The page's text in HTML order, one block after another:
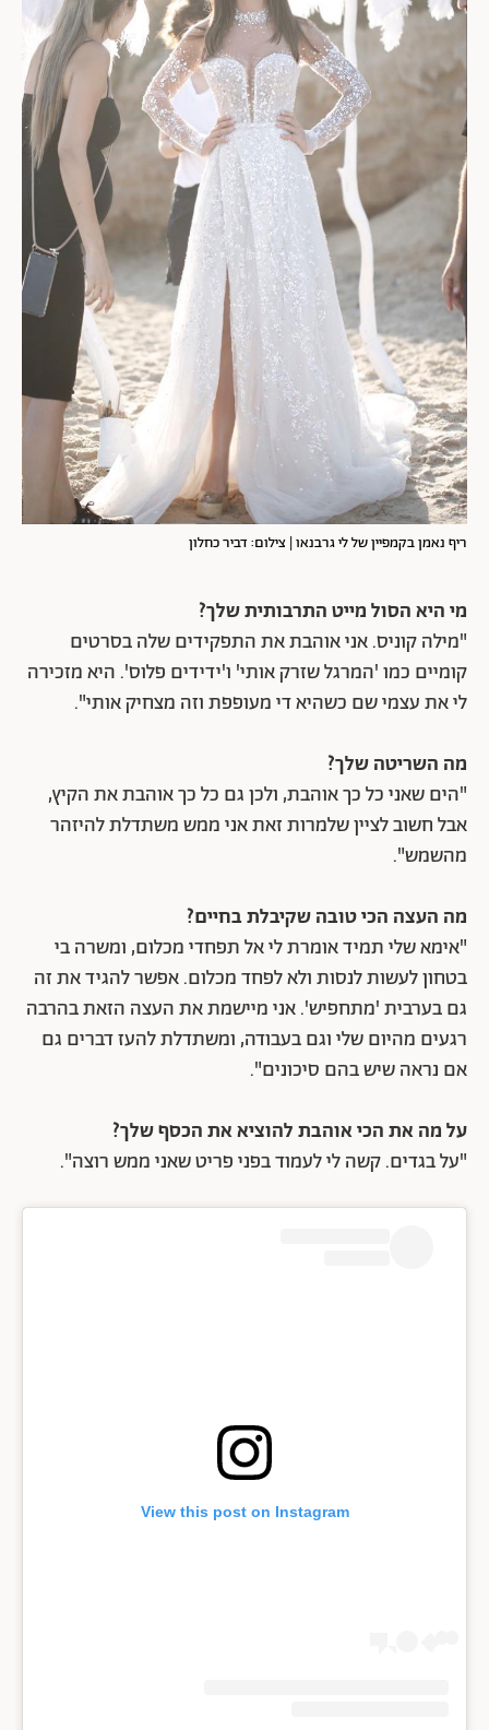
ריף נאמן בקמפיין של לי גרבנאו | צילום: דביר כחלון
מי היא הסול מייט התרבותית שלך?
"מילה קוניס. אני אוהבת את התפקידים שלה בסרטים
קומיים כמו 'המרגל שזרק אותי' ו'ידידים פלוס'. היא מזכירה
לי את עצמי שם כשהיא די מעופפת וזה מצחיק אותי".
מה השריטה שלך?
"הים שאני כל כך אוהבת, ולכן גם כל כך אוהבת את הקיץ,
אבל חשוב לציין שלמרות זאת אני ממש משתדלת להיזהר
מהשמש".
מה העצה הכי טובה שקיבלת בחיים?
"אימא שלי תמיד אומרת לי אל תפחדי מכלום, ומשרה בי
בטחון לעשות לנסות ולא לפחד מכלום. אפשר להגיד את זה
גם בערבית 'מתחפיש'. אני מיישמת את העצה הזאת בהרבה
רגעים מהיום שלי וגם בעבודה, ומשתדלת להעז דברים גם
אם נראה שיש בהם סיכונים".
על מה את הכי אוהבת להוציא את הכסף שלך?
"על בגדים. קשה לי לעמוד בפני פריט שאני ממש רוצה".
View this post on Instagram